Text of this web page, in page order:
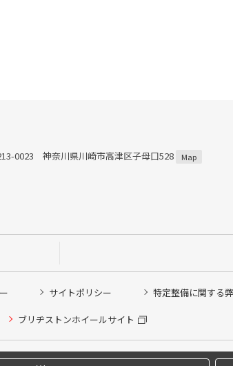
0023 神奈川県川崎市高津区子母口528 Map
サイトポリシー 特定整備に関する
ブリヂストンホイールサイト
方はこちらを選択ください